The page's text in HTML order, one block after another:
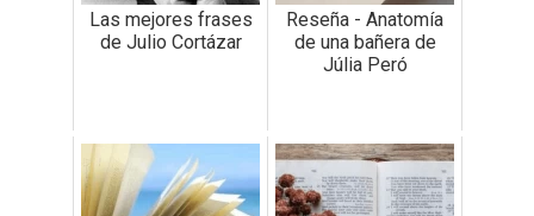
Las mejores frases
de Julio Cortázar
Reseña - Anatomía
de una bañera de
Júlia Peró